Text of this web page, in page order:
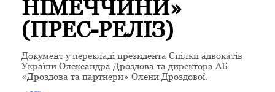
НІМЕЧЧИНИ»
(ПРЕС-РЕЛІЗ)
Документ у перекладі президента Спілки адвокатів
України Олександра Дроздова та директора АБ
«Дроздова та партнери» Олени Дроздової.